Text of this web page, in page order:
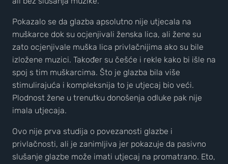
Pokazalo se da glazba apsolutno nije utjecala na
muškarce dok su ocjenjivali ženska lica, ali žene su
zato ocjenjivale muška lica privlačnijima ako su bile
izložene muzici. Također su češće i rekle kako bi išle na
spoj s tim muškarcima. Što je glazba bila više
stimulirajuća i kompleksnija to je utjecaj bio veći.
Plodnost žene u trenutku donošenja odluke pak nije
imala utjecaja.
Ovo nije prva studija o povezanosti glazbe i
privlačnosti, ali je zanimljiva jer pokazuje da pasivno
slušanje glazbe može imati utjecaj na promatrano. Eto,